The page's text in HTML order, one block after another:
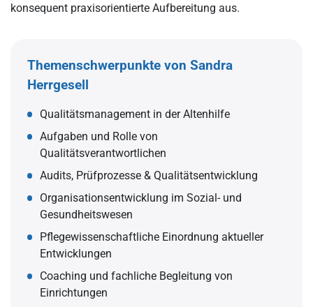
konsequent praxisorientierte Aufbereitung aus.
Themenschwerpunkte von Sandra
Herrgesell
Qualitätsmanagement in der Altenhilfe
Aufgaben und Rolle von
Qualitätsverantwortlichen
Audits, Prüfprozesse & Qualitätsentwicklung
Organisationsentwicklung im Sozial- und
Gesundheitswesen
Pflegewissenschaftliche Einordnung aktueller
Entwicklungen
Coaching und fachliche Begleitung von
Einrichtungen